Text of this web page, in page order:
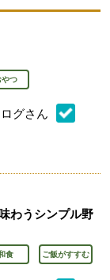
やつ
グさん
わうシンプル野
食 ご飯がすすむ